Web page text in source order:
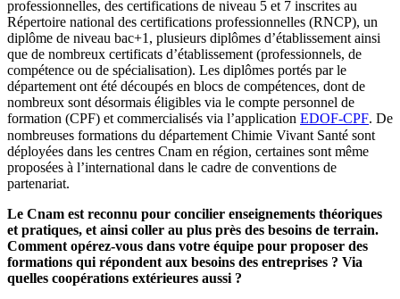
professionnelles, des certifications de niveau 5 et 7 inscrites au
Répertoire national des certifications professionnelles (RNCP), un
diplôme de niveau bac+1, plusieurs diplômes d’établissement ainsi
que de nombreux certificats d’établissement (professionnels, de
compétence ou de spécialisation). Les diplômes portés par le
département ont été découpés en blocs de compétences, dont de
nombreux sont désormais éligibles via le compte personnel de
formation (CPF) et commercialisés via l’application EDOF-CPF. De
nombreuses formations du département Chimie Vivant Santé sont
déployées dans les centres Cnam en région, certaines sont même
proposées à l’international dans le cadre de conventions de
partenariat.
Le Cnam est reconnu pour concilier enseignements théoriques
et pratiques, et ainsi coller au plus près des besoins de terrain.
Comment opérez-vous dans votre équipe pour proposer des
formations qui répondent aux besoins des entreprises ? Via
quelles coopérations extérieures aussi ?